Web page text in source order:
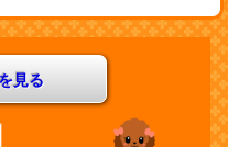
見る